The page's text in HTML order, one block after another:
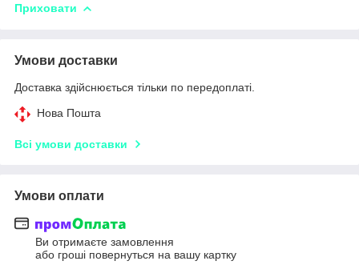
Приховати
Умови доставки
Доставка здійснюється тільки по передоплаті.
Нова Пошта
Всі умови доставки
Умови оплати
Ви отримаєте замовлення
або гроші повернуться на вашу картку